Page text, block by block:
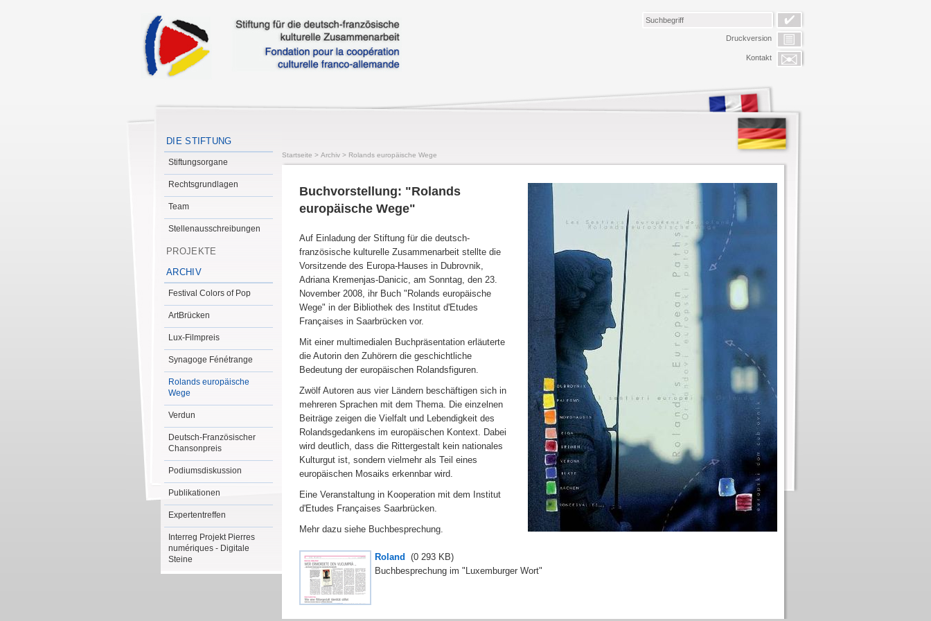
Druckversion
Kontakt
DIE STIFTUNG
Stiftungsorgane
Rechtsgrundlagen
Team
Stellenausschreibungen
PROJEKTE
ARCHIV
Festival Colors of Pop
ArtBrücken
Lux-Filmpreis
Synagoge Fénétrange
Rolands europäische
Wege
Verdun
Deutsch-Französischer
Chansonpreis
Podiumsdiskussion
Publikationen
Expertentreffen
Interreg Projekt Pierres
numériques - Digitale
Steine
Startseite > Archiv > Rolands europäische Wege
Buchvorstellung: "Rolands
europäische Wege"
Auf Einladung der Stiftung für die deutsch-
französische kulturelle Zusammenarbeit stellte die
Vorsitzende des Europa-Hauses in Dubrovnik,
Adriana Kremenjas-Danicic, am Sonntag, den 23.
November 2008, ihr Buch "Rolands europäische
Wege" in der Bibliothek des Institut d'Etudes
Françaises in Saarbrücken vor.
Mit einer multimedialen Buchpräsentation erläuterte
die Autorin den Zuhörern die geschichtliche
Bedeutung der europäischen Rolandsfiguren.
Zwölf Autoren aus vier Ländern beschäftigen sich in
mehreren Sprachen mit dem Thema. Die einzelnen
Beiträge zeigen die Vielfalt und Lebendigkeit des
Rolandsgedankens im europäischen Kontext. Dabei
wird deutlich, dass die Rittergestalt kein nationales
Kulturgut ist, sondern vielmehr als Teil eines
europäischen Mosaiks erkennbar wird.
Eine Veranstaltung in Kooperation mit dem Institut
d'Etudes Françaises Saarbrücken.
Mehr dazu siehe Buchbesprechung.
Roland (0 293 KB)
Buchbesprechung im "Luxemburger Wort"